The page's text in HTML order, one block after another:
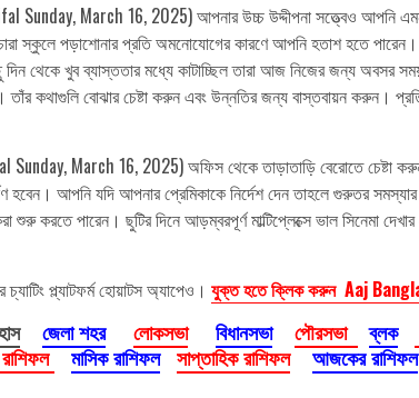
March 16, 2025) আপনার উচ্চ উদ্দীপনা সত্ত্বেও আপনি
স্কুলে পড়াশোনার প্রতি অমনোযোগের কারণে আপনি হতাশ হতে
দিন থেকে খুব ব্যাস্ততার মধ্যে কাটাচ্ছিল তারা আজ নিজের জন্য
কথাগুলি বোঝার চেষ্টা করুন এবং উন্নতির জন্য বাস্তবায়ন করুন।
March 16, 2025) অফিস থেকে তাড়াতাড়ি বেরোতে চেষ্টা
আপনি যদি আপনার প্রেমিকাকে নির্দেশ দেন তাহলে গুরুতর
শুরু করতে পারেন। ছুটির দিনে আড়ম্বরপূর্ণ মাল্টিপ্লেক্সে ভাল সিনেমা
প্ল্যাটফর্ম হোয়াটস অ্যাপেও। যুক্ত হতে ক্লিক করুন Aaj Bangla
জেলা শহর লোকসভা বিধানসভা পৌরসভা ব্লক
রাশিফল মাসিক রাশিফল সাপ্তাহিক রাশিফল আজকের রাশিফল